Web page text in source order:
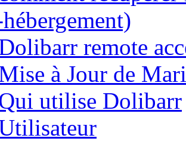
remote
à Jour de
utilise Dolibarr